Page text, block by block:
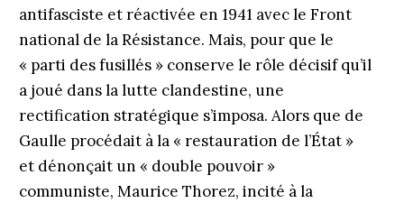
antifasciste et réactivée en 1941 avec le Front
national de la Résistance. Mais, pour que le
« parti des fusillés » conserve le rôle décisif qu’il
a joué dans la lutte clandestine, une
rectification stratégique s’imposa. Alors que de
Gaulle procédait à la « restauration de l’État »
et dénonçait un « double pouvoir »
communiste, Maurice Thorez, incité à la